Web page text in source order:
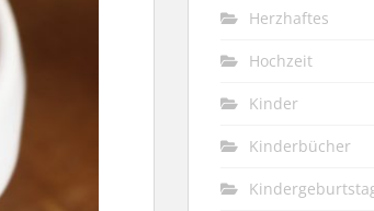
Herzhaftes
Hochzeit
Kinder
Kinderbücher